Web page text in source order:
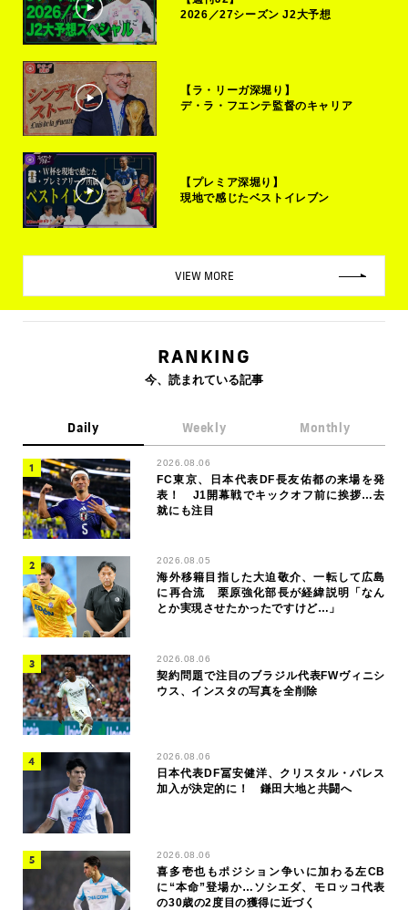
2026／27シーズン J2大予想
【ラ・リーガ深堀り】
デ・ラ・フエンテ監督のキャリア
【プレミア深堀り】
現地で感じたベストイレブン
VIEW MORE
RANKING
今、読まれている記事
Daily Weekly Monthly
2026.08.06
FC東京、日本代表DF長友佑都の来場を発
表！ J1開幕戦でキックオフ前に挨拶…去
就にも注目
2026.08.05
海外移籍目指した大迫敬介、一転して広島
に再合流 栗原強化部長が経緯説明「なん
とか実現させたかったですけど…」
2026.08.06
契約問題で注目のブラジル代表FWヴィニシ
ウス、インスタの写真を全削除
2026.08.06
日本代表DF冨安健洋、クリスタル・パレス
加入が決定的に！ 鎌田大地と共闘へ
2026.08.06
喜多壱也もポジション争いに加わる左CB
に“本命”登場か…ソシエダ、モロッコ代表
の30歳の2度目の獲得に近づく